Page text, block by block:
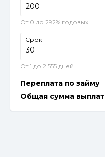
От 0 до 292% годовых
Срок
От 1 до 2 555 дней
Переплата по займу
Общая сумма выплат